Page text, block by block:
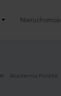
Akademia Punkta